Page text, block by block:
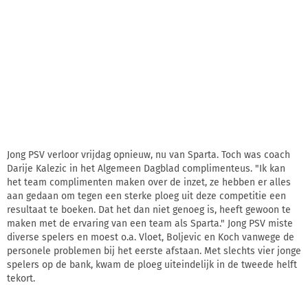
Jong PSV verloor vrijdag opnieuw, nu van Sparta. Toch was coach
Darije Kalezic in het Algemeen Dagblad complimenteus. "Ik kan
het team complimenten maken over de inzet, ze hebben er alles
aan gedaan om tegen een sterke ploeg uit deze competitie een
resultaat te boeken. Dat het dan niet genoeg is, heeft gewoon te
maken met de ervaring van een team als Sparta." Jong PSV miste
diverse spelers en moest o.a. Vloet, Boljevic en Koch vanwege de
personele problemen bij het eerste afstaan. Met slechts vier jonge
spelers op de bank, kwam de ploeg uiteindelijk in de tweede helft
tekort.